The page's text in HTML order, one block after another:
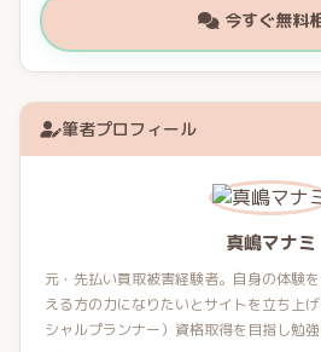
今すぐ無料
筆者プロフィール
真嶋マナミ
元・先払い買取被害経験者。自身の体験
える方の力になりたいとサイトを立ち上
シャルプランナー）資格取得を目指し勉強